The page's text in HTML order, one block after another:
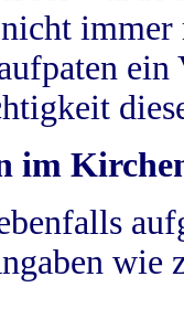
im
wie